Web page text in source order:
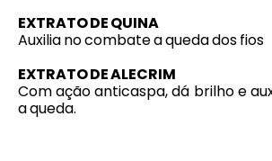
EXTRATO DE QUINA
Auxilia no combate a queda dos fios
EXTRATO DE ALECRIM
Com ação anticaspa, dá brilho e
a queda.